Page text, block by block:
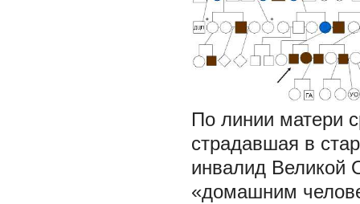
По линии матери
страдавшая в
инвалид Великой
«домашним